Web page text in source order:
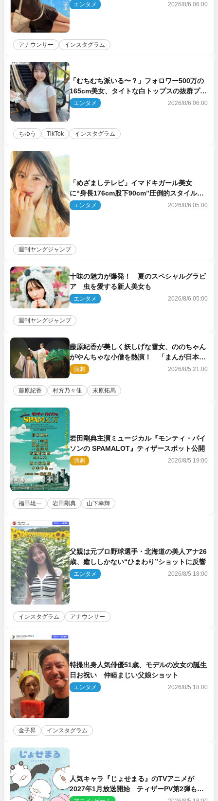
エンタメ 2026/8/6 06:00
アナウンサー インスタグラム
「むちむち派いる〜？」フォロワー500万の
165cm美女、タイトな白トップスの抜群プロ
ポーションにネット衝撃
エンタメ 2026/8/6 06:00
ちゆう TikTok インスタグラム
「めざましテレビ」イマドキガール美女
に“身長176cm股下90cm”圧倒的スタイルの
美女も ヤンジャン最新号
エンタメ 2026/8/6 05:00
週刊ヤングジャンプ
十味の魅力が爆発！ 夏のスペシャルグラビ
ア 虫を愛する新人美女も
エンタメ 2026/8/6 05:00
週刊ヤングジャンプ
藤原紀香が美しく妖しげな雪女、ののちゃん
がやんちゃな小僧を熱演！ 「まんが日本昔
ばなし」劇場開幕
演劇 2026/8/5 21:00
藤原紀香 村方乃々佳 末原拓馬
岩田剛典主演ミュージカル『モンティ・パイ
ソンの SPAMALOT』ティザースポット公開
演劇 2026/8/5 19:00
福田雄一 岩田剛典 山下幸輝
父親は元プロ野球選手・北海道の美人アナ26
歳、癒ししかない“ひまわり”ショットに反響
エンタメ 2026/8/5 18:00
インスタグラム アナウンサー
特撮出身人気俳優51歳、モデルの次女の誕生
日お祝い 仲睦まじい父娘ショット
エンタメ 2026/8/5 18:00
金子昇 インスタグラム
人気キャラ『じょせまる』のTVアニメが
2027年1月放送開始 ティザーPV第2弾も解
禁に